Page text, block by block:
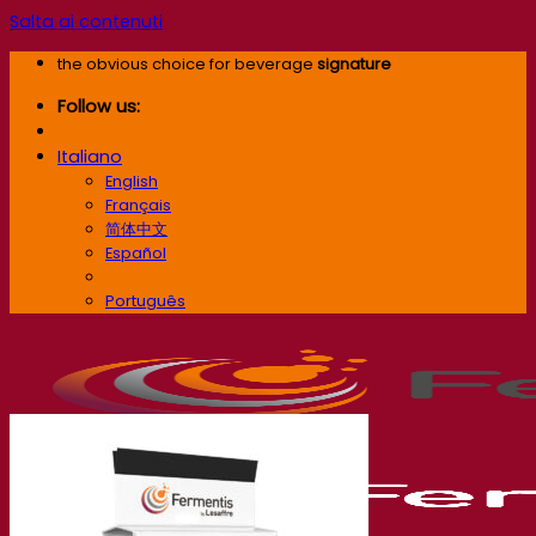
Salta ai contenuti
the obvious choice for beverage signature
Follow us:
Italiano
English
Français
简体中文
Español
Português